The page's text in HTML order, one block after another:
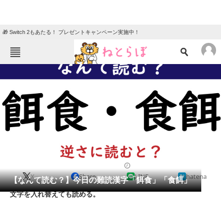
🎁 Switch 2もあたる！ プレゼントキャンペーン実施中！
ねとらぼメニュー
TOP ニュース
エンタメ
グルメ
リサーチ
会員記事
【なんて読む？】今日の難読漢字「餌食」「食餌」
X Share LINE hatena
文字を入れ替えても読める。